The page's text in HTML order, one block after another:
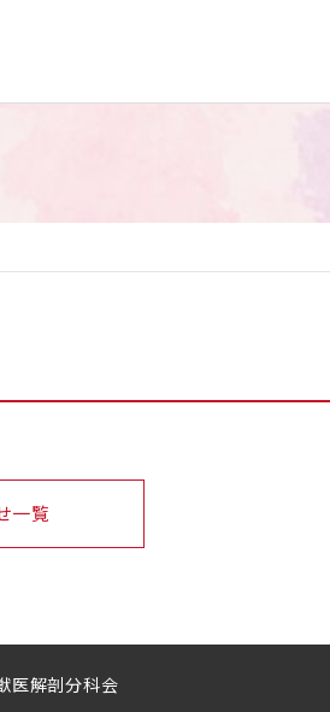
一覧
医解剖分科会